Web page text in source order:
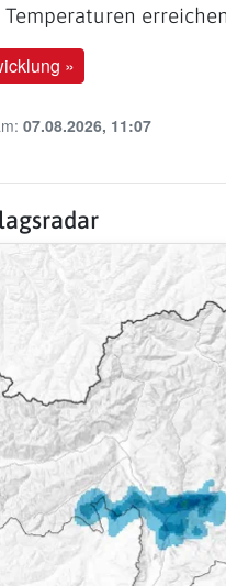
Temperaturen
»
07.08.2026, 11:07